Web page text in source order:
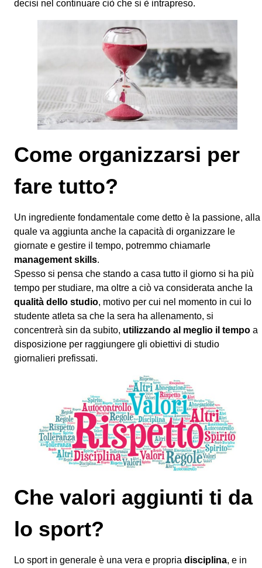
decisi nel continuare ciò che si è intrapreso.
Come organizzarsi per
fare tutto?
Un ingrediente fondamentale come detto è la passione, alla
quale va aggiunta anche la capacità di organizzare le
giornate e gestire il tempo, potremmo chiamarle
management skills.
Spesso si pensa che stando a casa tutto il giorno si ha più
tempo per studiare, ma oltre a ciò va considerata anche la
qualità dello studio, motivo per cui nel momento in cui lo
studente atleta sa che la sera ha allenamento, si
concentrerà sin da subito, utilizzando al meglio il tempo a
disposizione per raggiungere gli obiettivi di studio
giornalieri prefissati.
Che valori aggiunti ti da
lo sport?
Lo sport in generale è una vera e propria disciplina, e in